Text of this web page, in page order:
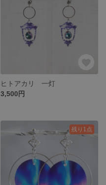
ヒトアカリ 一灯
3,500円
残り1点